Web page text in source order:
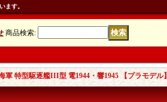
ます。
商品検索:
軍 特型駆逐艦III型 電1944・響1945 【プラモデル】